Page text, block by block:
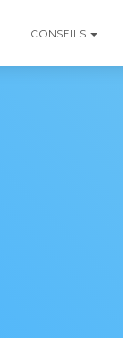
CONSEILS